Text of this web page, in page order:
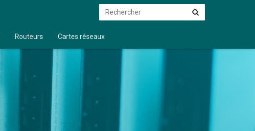
Rechercher Rechercher
Routeurs Cartes réseaux